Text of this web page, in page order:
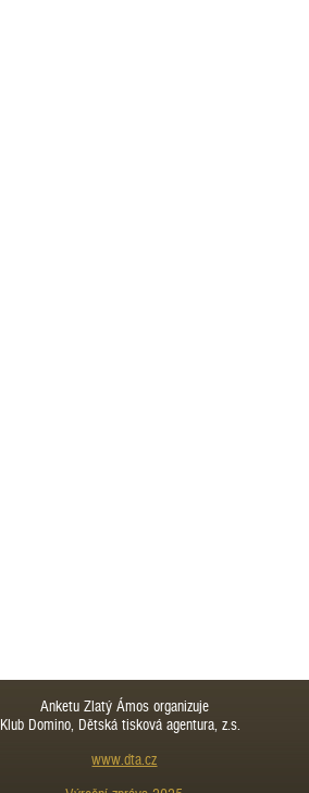
Anketu Zlatý Ámos organizuje
Klub Domino, Dětská tisková agentura, z.s.
www.dta.cz